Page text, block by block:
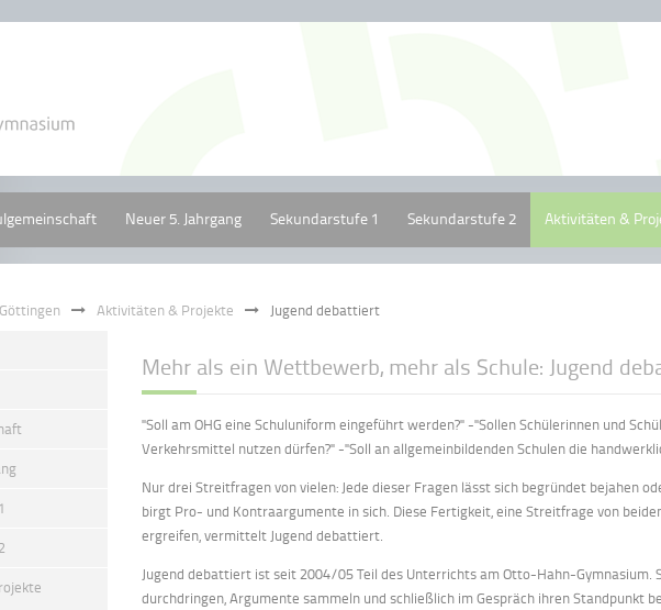
Neuer 5. Jahrgang Sekundarstufe 1 Sekundarstufe 2 Aktivitäten &
Aktivitäten & Projekte Jugend debattiert
Mehr als ein Wettbewerb, mehr als Schule: Jugend
"Soll am OHG eine Schuluniform eingeführt werden?" -"Sollen Schülerinnen und
Verkehrsmittel nutzen dürfen?" -"Soll an allgemeinbildenden Schulen die
Nur drei Streitfragen von vielen: Jede dieser Fragen lässt sich begründet bejahen
birgt Pro- und Kontraargumente in sich. Diese Fertigkeit, eine Streitfrage von
ergreifen, vermittelt Jugend debattiert.
Jugend debattiert ist seit 2004/05 Teil des Unterrichts am Otto-Hahn-Gymnasium.
durchdringen, Argumente sammeln und schließlich im Gespräch ihren Standpunkt